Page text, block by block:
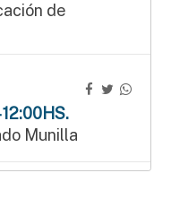
de
Munilla